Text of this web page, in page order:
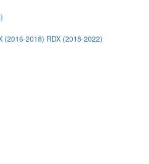
(2016-2018) RDX (2018-2022)